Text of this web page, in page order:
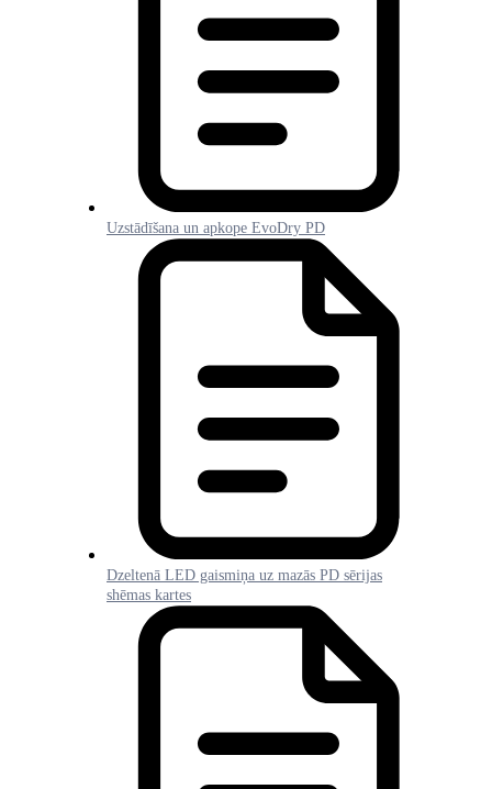
Uzstādīšana un apkope EvoDry PD
Dzeltenā LED gaismiņa uz mazās PD sērijas
shēmas kartes